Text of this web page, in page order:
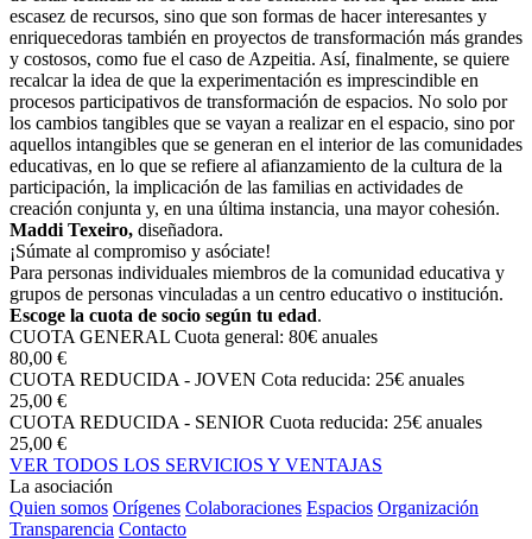
escasez de recursos, sino que son formas de hacer interesantes y
enriquecedoras también en proyectos de transformación más grandes
y costosos, como fue el caso de Azpeitia. Así, finalmente, se quiere
recalcar la idea de que la experimentación es imprescindible en
procesos participativos de transformación de espacios. No solo por
los cambios tangibles que se vayan a realizar en el espacio, sino por
aquellos intangibles que se generan en el interior de las comunidades
educativas, en lo que se refiere al afianzamiento de la cultura de la
participación, la implicación de las familias en actividades de
creación conjunta y, en una última instancia, una mayor cohesión.
Maddi Texeiro, diseñadora.
¡Súmate al compromiso y asóciate!
Para personas individuales miembros de la comunidad educativa y
grupos de personas vinculadas a un centro educativo o institución.
Escoge la cuota de socio según tu edad.
CUOTA GENERAL Cuota general: 80€ anuales
80,00 €
CUOTA REDUCIDA - JOVEN Cota reducida: 25€ anuales
25,00 €
CUOTA REDUCIDA - SENIOR Cuota reducida: 25€ anuales
25,00 €
VER TODOS LOS SERVICIOS Y VENTAJAS
La asociación
Quien somos Orígenes Colaboraciones Espacios Organización
Transparencia Contacto